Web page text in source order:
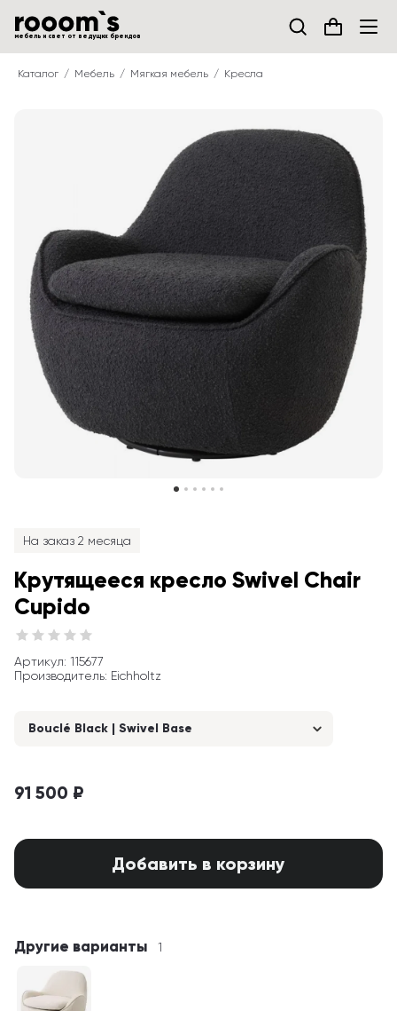
мебель и свет от ведущих брендов
Каталог Мебель Мягкая мебель Кресла
На заказ 2 месяца
Крутящееся кресло Swivel Chair
Cupido
Артикул: 115677
Производитель: Eichholtz
Bouclé Black | Swivel Base
91 500 ₽
Добавить в корзину
Другие варианты 1